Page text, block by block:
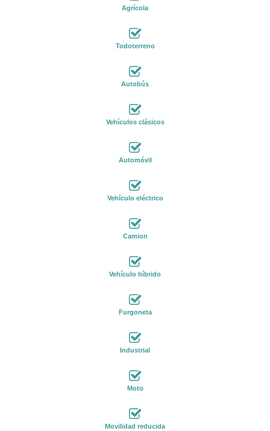
Agrícola
Todoterreno
Autobús
Vehículos clásicos
Automóvil
Vehículo eléctrico
Camion
Vehículo híbrido
Furgoneta
Industrial
Moto
Movilidad reducida